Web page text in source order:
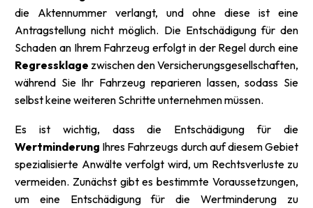
die Aktennummer verlangt, und ohne diese ist eine
Antragstellung nicht möglich. Die Entschädigung für den
Schaden an Ihrem Fahrzeug erfolgt in der Regel durch eine
Regressklage zwischen den Versicherungsgesellschaften,
während Sie Ihr Fahrzeug reparieren lassen, sodass Sie
selbst keine weiteren Schritte unternehmen müssen.
Es ist wichtig, dass die Entschädigung für die
Wertminderung Ihres Fahrzeugs durch auf diesem Gebiet
spezialisierte Anwälte verfolgt wird, um Rechtsverluste zu
vermeiden. Zunächst gibt es bestimmte Voraussetzungen,
um eine Entschädigung für die Wertminderung zu